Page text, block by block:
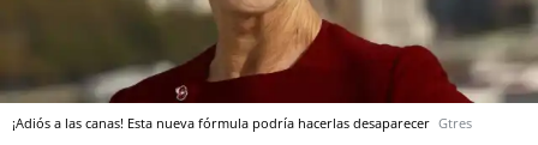
¡Adiós a las canas! Esta nueva fórmula podría hacerlas desaparecer Gtres